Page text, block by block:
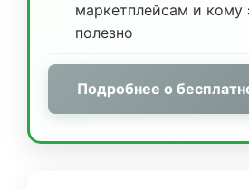
маркетплейсам и кому
полезно
Подробнее о